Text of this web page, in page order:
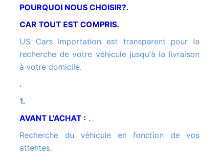
POURQUOI NOUS CHOISIR?.
CAR TOUT EST COMPRIS.
US Cars Importation est transparent pour la
recherche de votre véhicule jusqu'à la livraison
à votre domicile.
.
1.
AVANT L'ACHAT : .
Recherche du véhicule en fonction de vos
attentes.